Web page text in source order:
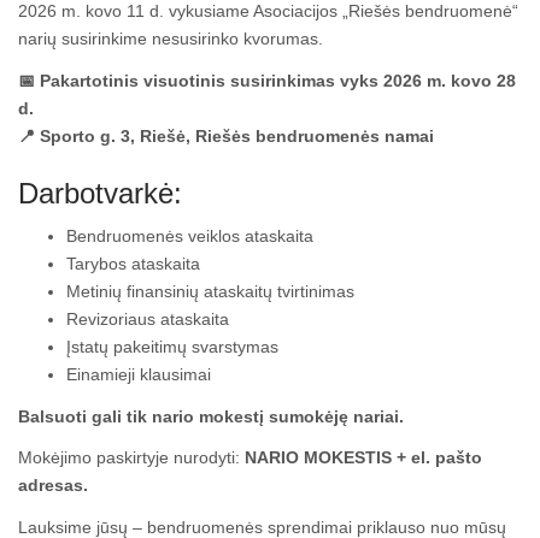
2026 m. kovo 11 d. vykusiame Asociacijos „Riešės bendruomenė“
narių susirinkime nesusirinko kvorumas.
📅 Pakartotinis visuotinis susirinkimas vyks 2026 m. kovo 28
d.
📍 Sporto g. 3, Riešė, Riešės bendruomenės namai
Darbotvarkė:
Bendruomenės veiklos ataskaita
Tarybos ataskaita
Metinių finansinių ataskaitų tvirtinimas
Revizoriaus ataskaita
Įstatų pakeitimų svarstymas
Einamieji klausimai
Balsuoti gali tik nario mokestį sumokėję nariai.
Mokėjimo paskirtyje nurodyti: NARIO MOKESTIS + el. pašto
adresas.
Lauksime jūsų – bendruomenės sprendimai priklauso nuo mūsų